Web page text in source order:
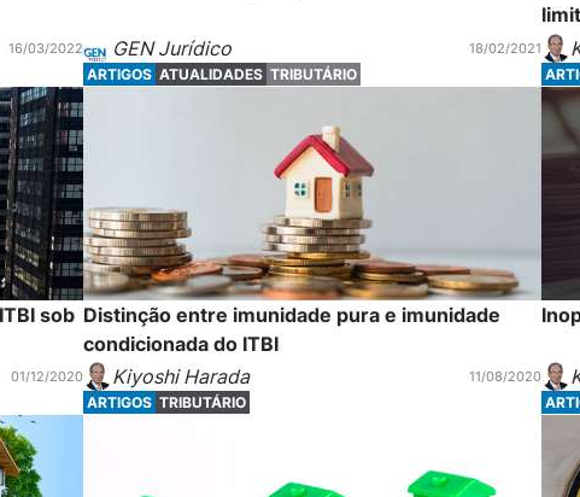
16/03/2022 GEN Jurídico 18/02/2021
sob
01/12/2020
ARTIGOS ATUALIDADES TRIBUTÁRIO
Distinção entre imunidade pura e imunidade
condicionada do ITBI
Kiyoshi Harada
11/08/2020
ARTIGOS TRIBUTÁRIO